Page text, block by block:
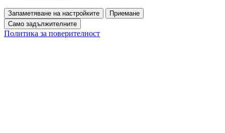
Запаметяване на настройките
Приемане
Само задължителните
Политика за поверителност